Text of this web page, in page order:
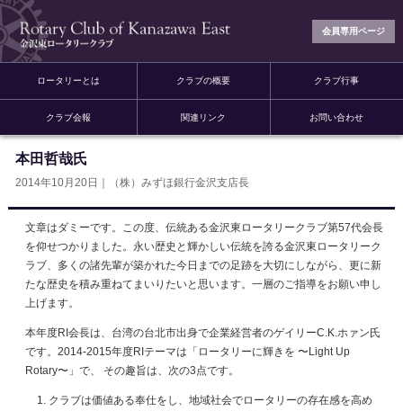
会員専用ページ
ロータリーとは クラブの概要 クラブ行事
クラブ会報 関連リンク お問い合わせ
本田哲哉氏
2014年10月20日｜（株）みずほ銀行金沢支店長
文章はダミーです。この度、伝統ある金沢東ロータリークラブ第57代会長
を仰せつかりました。永い歴史と輝かしい伝統を誇る金沢東ロータリーク
ラブ、多くの諸先輩が築かれた今日までの足跡を大切にしながら、更に新
たな歴史を積み重ねてまいりたいと思います。一層のご指導をお願い申し
上げます。
本年度RI会長は、台湾の台北市出身で企業経営者のゲイリーC.K.ホァン氏
です。2014-2015年度RIテーマは「ロータリーに輝きを 〜Light Up
Rotary〜」で、 その趣旨は、次の3点です。
クラブは価値ある奉仕をし、地域社会でロータリーの存在感を高め